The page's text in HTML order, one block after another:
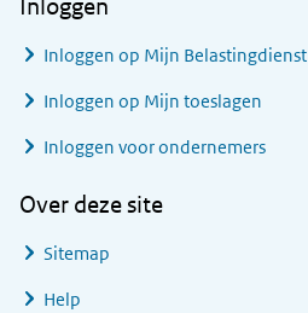
Inloggen
Inloggen op Mijn Belastingdienst
Inloggen op Mijn toeslagen
Inloggen voor ondernemers
Over deze site
Sitemap
Help